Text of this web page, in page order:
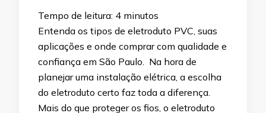
Tempo de leitura: 4 minutos
Entenda os tipos de eletroduto PVC, suas
aplicações e onde comprar com qualidade e
confiança em São Paulo. Na hora de
planejar uma instalação elétrica, a escolha
do eletroduto certo faz toda a diferença.
Mais do que proteger os fios, o eletroduto